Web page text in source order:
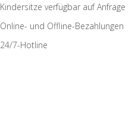
Kindersitze verfügbar auf Anfrage
Online- und Offline-Bezahlungen
24/7-Hotline